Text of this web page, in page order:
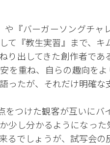
や『バーガーソングチ
て『教生実習』まで、
り出してきた創作者で
を重ね、自らの趣向を
ったが、それだけ明確な
をつけた観客が互いに
少し分かるようになっ
るでしょうが、試写会